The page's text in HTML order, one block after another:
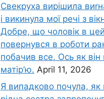
Свекруха вирішила
і викинула мої речі з
Добре, що чоловік в
повернувся в роботи
побачив все. Ось як він
матір’ю. April 11, 2026
Я випадково почула, як